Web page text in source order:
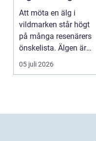
Att möta en älg i
vildmarken står högt
på många resenärers
önskelista. Älgen är
Skandinaviens ikonis...
05 juli 2026